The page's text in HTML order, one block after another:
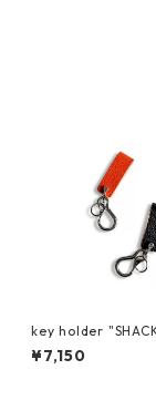
key holder
Y-
¥7,150